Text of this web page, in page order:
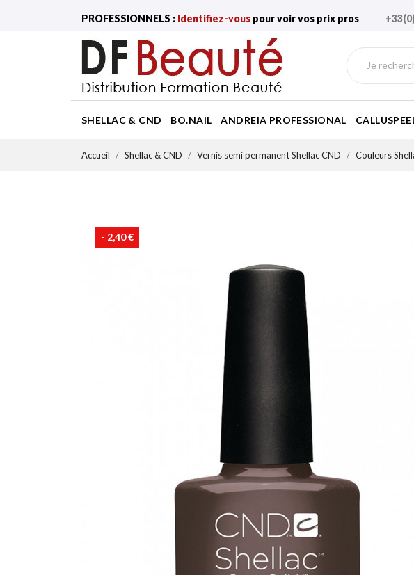
PROFESSIONNELS : Identifiez-vous pour voir vos prix pros
SHELLAC & CND BO.NAIL ANDREIA PROFESSIONAL
Accueil Shellac & CND Vernis semi permanent Shellac CND Couleurs
- 2,40 €